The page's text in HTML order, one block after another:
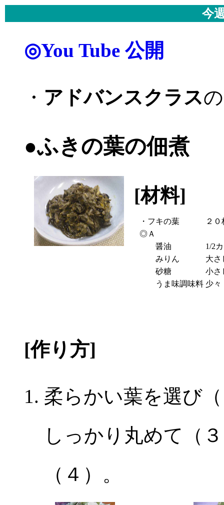
今
◎You Tube 公開
・ アドバンスクラス
●ふきの葉の佃煮
[材料]
・フキの葉
２
◎Ａ
醤油
1/2
みりん
大さ
砂糖
小さ
うま味調味料 少々
[作り方]
柔らかい葉を選び
しっかり丸めて（
（４）。